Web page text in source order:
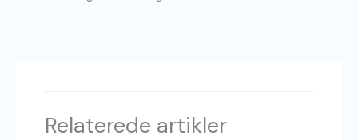
Relaterede artikler